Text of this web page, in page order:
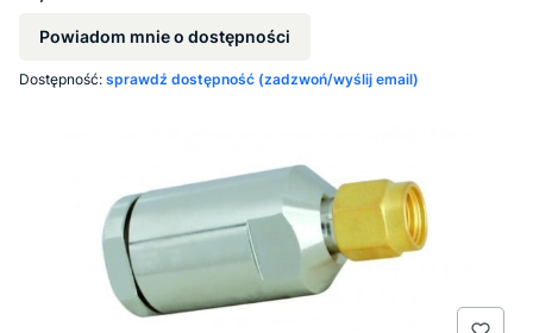
Powiadom mnie o dostępności
Dostępność: sprawdź dostępność (zadzwoń/wyślij email)